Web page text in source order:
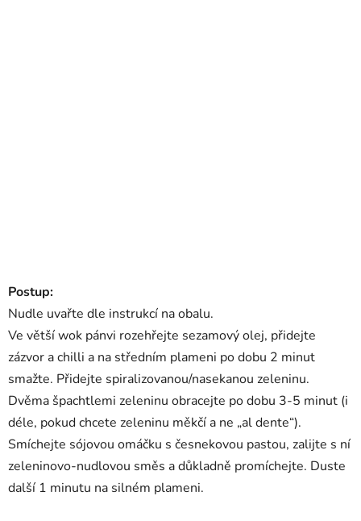
Postup:
Nudle uvařte dle instrukcí na obalu.
Ve větší wok pánvi rozehřejte sezamový olej, přidejte
zázvor a chilli a na středním plameni po dobu 2 minut
smažte. Přidejte spiralizovanou/nasekanou zeleninu.
Dvěma špachtlemi zeleninu obracejte po dobu 3-5 minut (i
déle, pokud chcete zeleninu měkčí a ne „al dente“).
Smíchejte sójovou omáčku s česnekovou pastou, zalijte s ní
zeleninovo-nudlovou směs a důkladně promíchejte. Duste
další 1 minutu na silném plameni.